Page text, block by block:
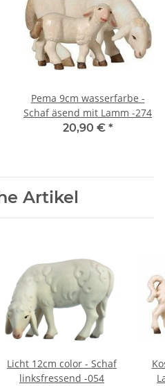
Pema 9cm wasserfarbe -
Schaf äsend mit Lamm -274
20,90 € *
Artikel
Licht 12cm color - Schaf
linksfressend -054